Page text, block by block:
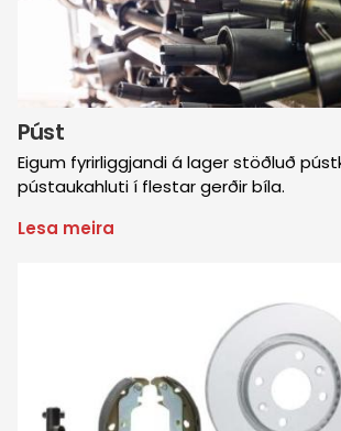
Púst
Eigum fyrirliggjandi á lager stöðluð
pústaukahluti í flestar gerðir bíla.
Lesa meira